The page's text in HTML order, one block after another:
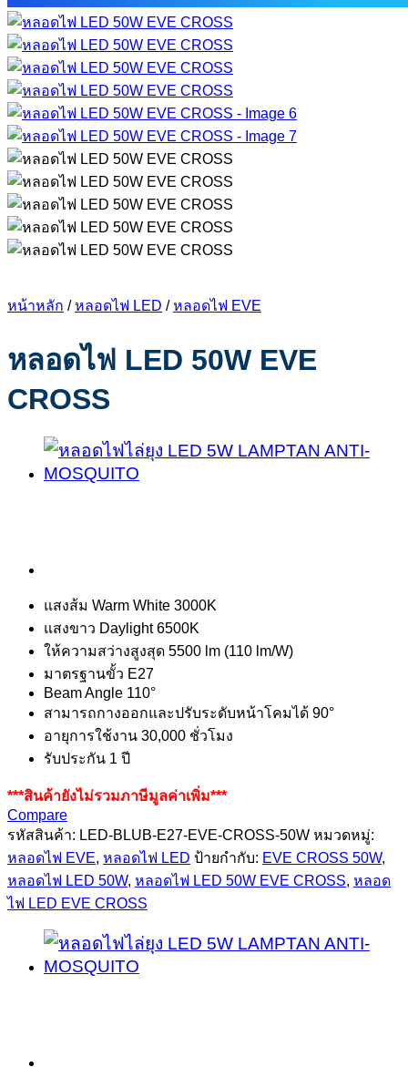
หน้าหลัก / หลอดไฟ LED / หลอดไฟ EVE
หลอดไฟ LED 50W EVE
CROSS
แสงส้ม Warm White 3000K
แสงขาว Daylight 6500K
ให้ความสว่างสูงสุด 5500 lm (110 lm/W)
มาตรฐานขั้ว E27
Beam Angle 110°
สามารถกางออกและปรับระดับหน้าโคมได้ 90°
อายุการใช้งาน 30,000 ชั่วโมง
รับประกัน 1 ปี
***สินค้ายังไม่รวมภาษีมูลค่าเพิ่ม***
Compare
รหัสสินค้า: LED-BLUB-E27-EVE-CROSS-50W หมวดหมู่:
หลอดไฟ EVE, หลอดไฟ LED ป้ายกำกับ: EVE CROSS 50W,
หลอดไฟ LED 50W, หลอดไฟ LED 50W EVE CROSS, หลอด
ไฟ LED EVE CROSS